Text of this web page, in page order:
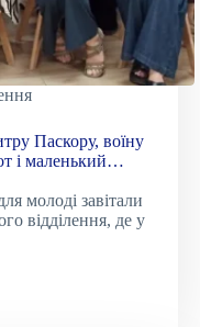
Паскору, воїну
і маленький
молоді завітали
відділення, де у